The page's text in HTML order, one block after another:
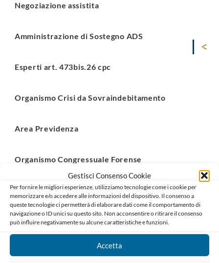
Gestisci Consenso Cookie
Per fornire le migliori esperienze, utilizziamo tecnologie come i cookie per
memorizzare e/o accedere alle informazioni del dispositivo. Il consenso a
queste tecnologie ci permetterà di elaborare dati come il comportamento di
navigazione o ID unici su questo sito. Non acconsentire o ritirare il consenso
può influire negativamente su alcune caratteristiche e funzioni.
Accetta
Negoziazione assistita
Amministrazione di Sostegno ADS
Esperti art. 473bis.26 cpc
Organismo Crisi da Sovraindebitamento
Area Previdenza
Organismo Congressuale Forense
Associazioni Forensi
AREA COMMISSIONI
Consiglio Distrettuale di Disciplina